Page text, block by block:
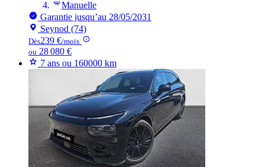
Manuelle
Garantie jusqu’au 28/05/2031
Seynod (74)
Dès239 €/mois
ou 28 080 €
7 ans ou 160000 km